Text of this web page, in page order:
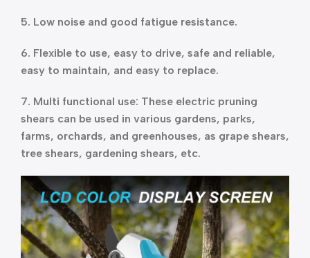
5. Low noise and good fatigue resistance.
6. Flexible to use, easy to drive, safe and reliable,
easy to maintain, and easy to replace.
7. Multi functional use: These electric pruning
shears can be used in various gardens, parks,
farms, orchards, and greenhouses, as grape shears,
tree shears, gardening shears, etc.